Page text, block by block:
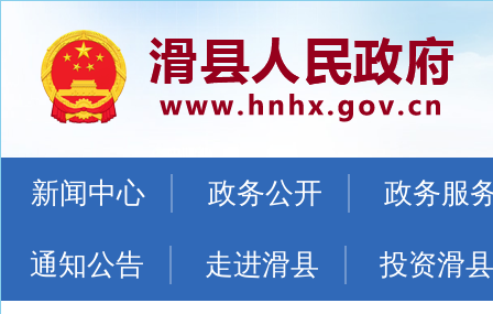
新闻中心 政务公开 政务服
通知公告 走进滑县 投资滑县